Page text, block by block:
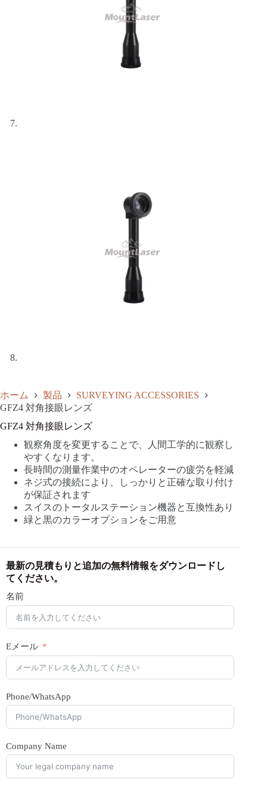
ホーム 製品
SURVEYING ACCESSORIES
GFZ4 対角接眼レンズ
GFZ4 対角接眼レンズ
観察角度を変更することで、人間工学的に観察し
やすくなります。
長時間の測量作業中のオペレーターの疲労を軽減
ネジ式の接続により、しっかりと正確な取り付け
が保証されます
スイスのトータルステーション機器と互換性あり
緑と黒のカラーオプションをご用意
最新の見積もりと追加の無料情報をダウンロードし
てください。
名前
Eメール
Phone/WhatsApp
Company Name